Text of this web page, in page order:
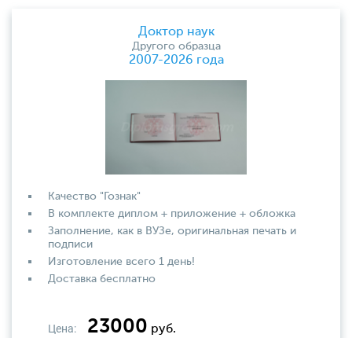
Доктор наук
Другого образца
2007-2026 года
Качество "Гознак"
В комплекте диплом + приложение + обложка
Заполнение, как в ВУЗе, оригинальная печать и
подписи
Изготовление всего 1 день!
Доставка бесплатно
Цена: 23000 руб.